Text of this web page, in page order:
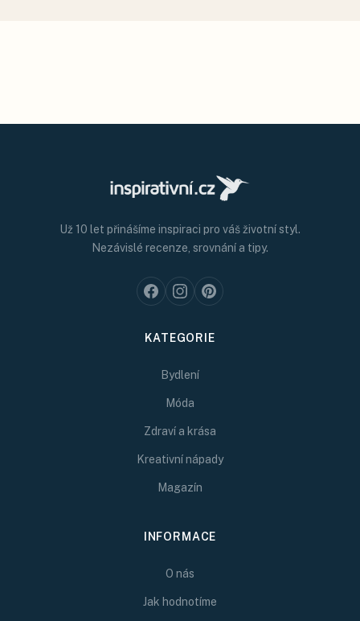
Už 10 let přinášíme inspiraci pro váš životní styl.
Nezávislé recenze, srovnání a tipy.
KATEGORIE
Bydlení
Móda
Zdraví a krása
Kreativní nápady
Magazín
INFORMACE
O nás
Jak hodnotíme